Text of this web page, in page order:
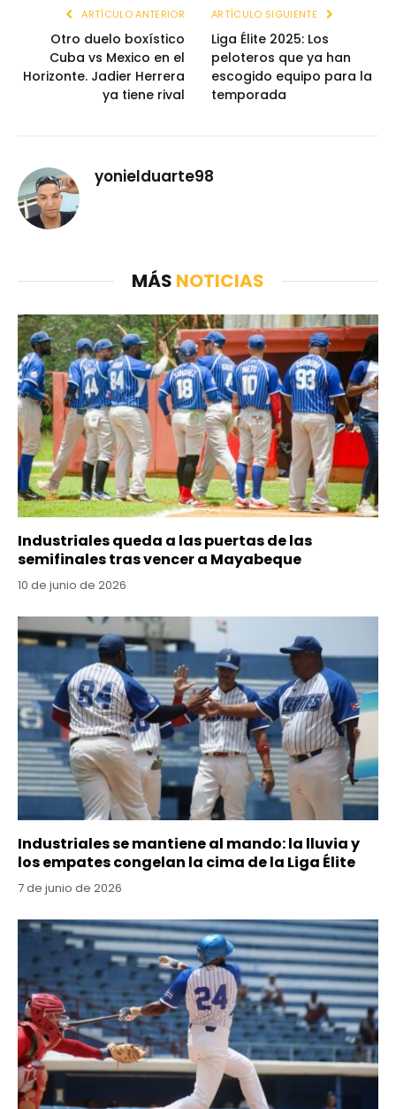
ARTÍCULO ANTERIOR
Otro duelo boxístico
Cuba vs Mexico en el
Horizonte. Jadier Herrera
ya tiene rival
ARTÍCULO SIGUIENTE
Liga Élite 2025: Los
peloteros que ya han
escogido equipo para la
temporada
yonielduarte98
MÁS NOTICIAS
Industriales queda a las puertas de las
semifinales tras vencer a Mayabeque
10 de junio de 2026
Industriales se mantiene al mando: la lluvia y
los empates congelan la cima de la Liga Élite
7 de junio de 2026